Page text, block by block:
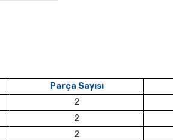
Parça Sayısı
2
2
2